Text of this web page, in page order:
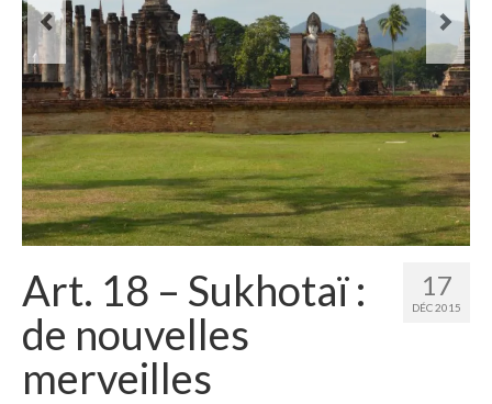
Laos
Carte du Laos
Laos – infos
Paludisme au Laos
Les articles du Laos
Vietnam
Carte du Vietnam
Vietnam – Infos
Paludisme au Vietnam
17
DÉC 2015
Art. 18 – Sukhotaï :
de nouvelles
merveilles